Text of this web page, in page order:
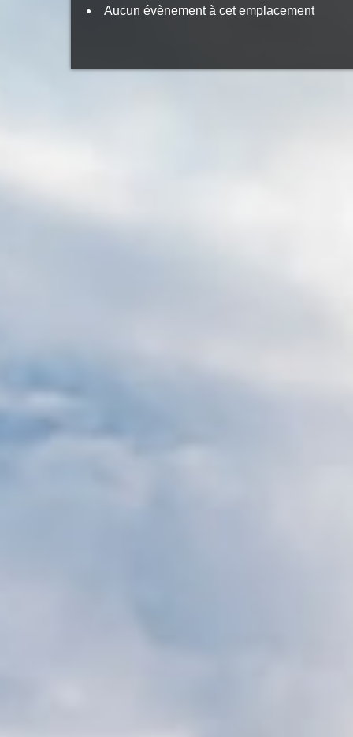
Aucun évènement à cet emplacement